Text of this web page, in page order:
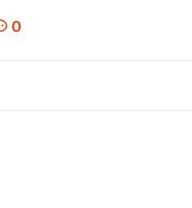
0